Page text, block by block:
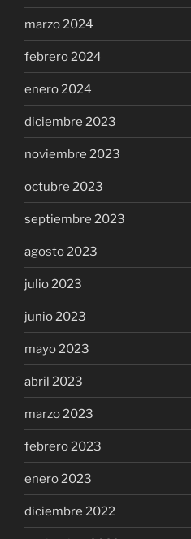
marzo 2024
febrero 2024
enero 2024
diciembre 2023
noviembre 2023
octubre 2023
septiembre 2023
agosto 2023
julio 2023
junio 2023
mayo 2023
abril 2023
marzo 2023
febrero 2023
enero 2023
diciembre 2022